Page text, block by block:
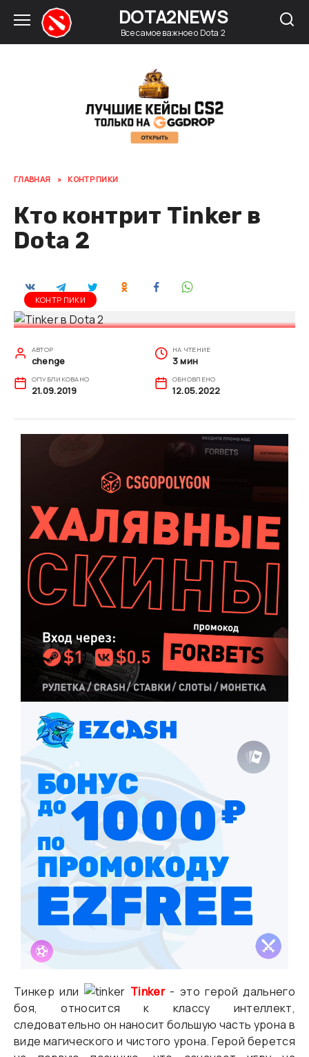
Перейти
содержанию
DOTA2NEWS
Все самое важное о Dota 2
ГЛАВНАЯ » КОНТР ПИКИ
Кто контрит Tinker в
Dota 2
КОНТР ПИКИ
АВТОР
chenge
НА ЧТЕНИЕ
3 мин
ОПУБЛИКОВАНО
21.09.2019
ОБНОВЛЕНО
12.05.2022
Тинкер или Tinker- это герой дальнего
боя, относится к классу интеллект,
следовательно он наносит большую часть урона в
виде магического и чистого урона. Герой берется